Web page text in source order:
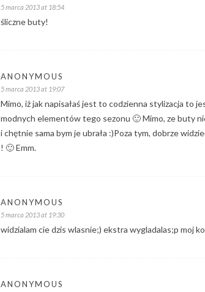
5 marca 2013 at 18:54
śliczne buty!
ANONYMOUS
5 marca 2013 at 19:07
Mimo, iż jak napisałaś jest to codzienna stylizacja to
modnych elementów tego sezonu 🙂 Mimo, ze buty
i chętnie sama bym je ubrała :)Poza tym, dobrze
! 🙂 Emm.
ANONYMOUS
5 marca 2013 at 19:30
widzialam cie dzis wlasnie;) ekstra wygladalas;p moj
ANONYMOUS